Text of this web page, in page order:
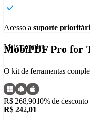
Acesso a suporte
Mais popular
MobiPDF Pro for
O kit de ferramentas
R$ 268,9010% de desconto
R$ 242,01